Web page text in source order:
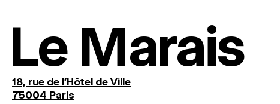
Le Marais
18, rue de l'Hôtel de Ville
75004 Paris